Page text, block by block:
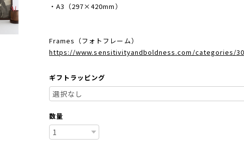
・A3（297×420mm）
Frames（フォトフレーム）
https://www.sensitivityandboldness.com/categories/
ギフトラッピング
数量